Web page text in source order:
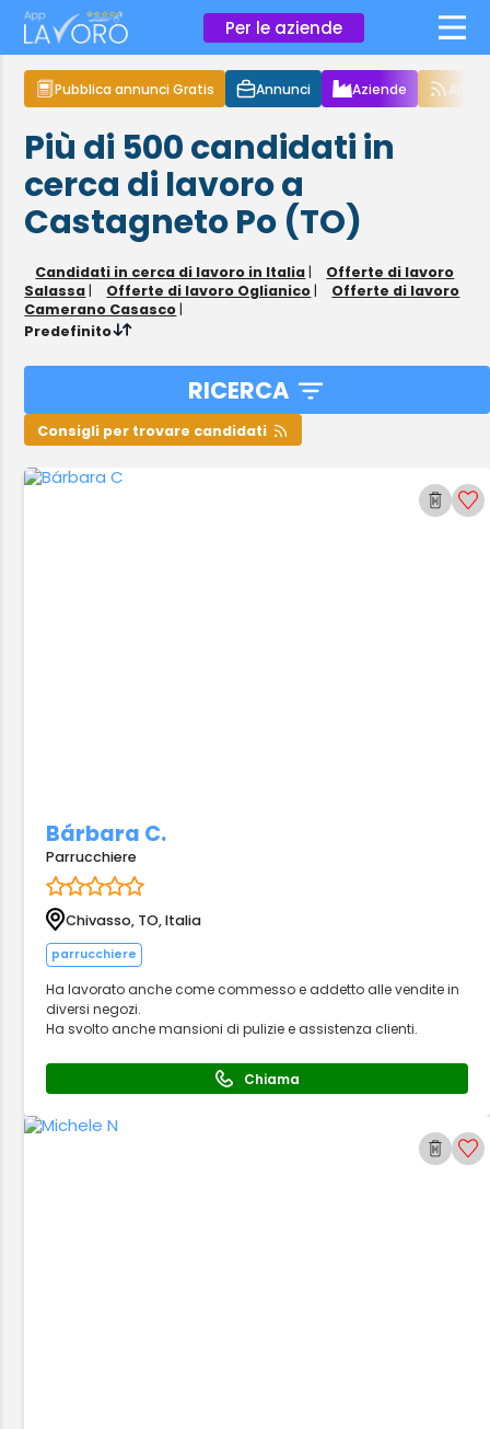
Per le aziende ×
Pubblica annunci Gratis Annunci Aziende
Più di 500candidati in
cerca di lavoroa
Castagneto Po (TO)
Candidati in cerca di lavoro in Italia |
Offerte di lavoro
Salassa | Offerte di lavoro Oglianico |
Offerte di lavoro
Camerano Casasco |
Predefinito
RICERCA
Consigli per trovare candidati
Bárbara C.
Parrucchiere
Chivasso, TO, Italia
parrucchiere
Ha lavorato anche come commesso e addetto alle vendite in
diversi negozi.
Ha svolto anche mansioni di pulizie e assistenza clienti.
Chiama